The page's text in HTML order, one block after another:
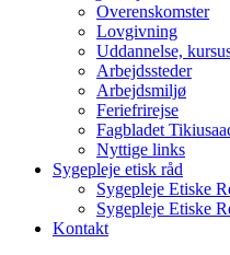
Overenskomster
Lovgivning
Uddannelse,
Arbejdssteder
Arbejdsmiljø
Feriefrirejse
Fagbladet
Nyttige links
Sygepleje etisk råd
Sygepleje Etiske
Sygepleje Etiske
Kontakt